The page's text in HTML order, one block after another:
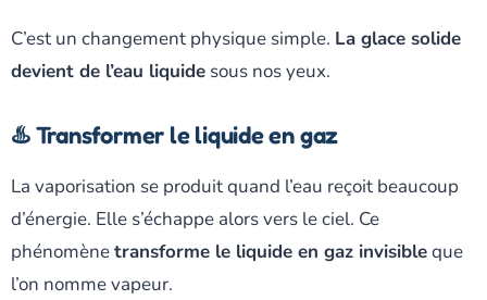
C’est un changement physique simple. La glace solide
devient de l’eau liquide sous nos yeux.
♨️ Transformer le liquide en gaz
La vaporisation se produit quand l’eau reçoit beaucoup
d’énergie. Elle s’échappe alors vers le ciel. Ce
phénomènetransforme le liquide en gaz invisibleque
l’on nomme vapeur.